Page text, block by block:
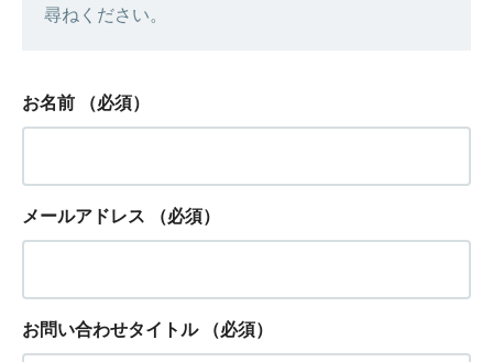
尋ねください。
お名前 （必須）
メールアドレス （必須）
お問い合わせタイトル （必須）